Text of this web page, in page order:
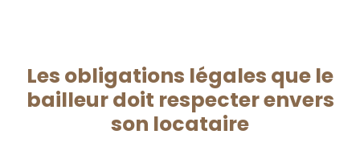
Les obligations légales que le
bailleur doit respecter envers
son locataire